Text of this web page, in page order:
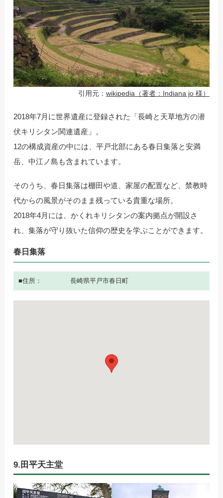
引用元： wikipedia（著者：Indiana jo 様）
2018年7月に世界遺産に登録された「長崎と天草地方の潜
伏キリシタン関連遺産」。
12の構成資産の中には、平戸北部にある春日集落と安満
岳、中江ノ島も含まれています。
そのうち、春日集落は棚田や道、家屋の配置など、禁教時
代からの風景がそのまま残っている貴重な場所。
2018年4月には、かくれキリシタンの案内拠点が開設さ
れ、集落が守り抜いた信仰の歴史を学ぶことができます。
春日集落
住所 長崎県平戸市春日町
9.田平天主堂